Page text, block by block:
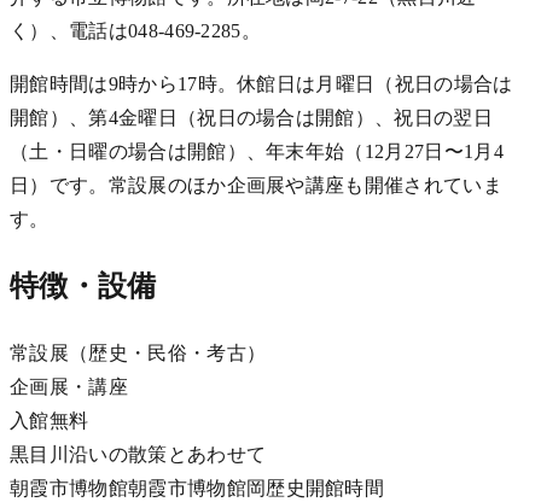
く）、電話は048-469-2285。
開館時間は9時から17時。休館日は月曜日（祝日の場合は
開館）、第4金曜日（祝日の場合は開館）、祝日の翌日
（土・日曜の場合は開館）、年末年始（12月27日〜1月4
日）です。常設展のほか企画展や講座も開催されていま
す。
特徴・設備
常設展（歴史・民俗・考古）
企画展・講座
入館無料
黒目川沿いの散策とあわせて
朝霞市博物館朝霞市博物館岡歴史 開館時間